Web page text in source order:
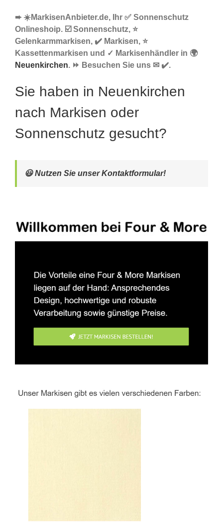
➨ ☀️MarkisenAnbieter.de, Ihr ✅ Sonnenschutz
Onlineshoip. ☑️ Sonnenschutz, ⭐
Gelenkarmmarkisen, ✔️ Markisen, ⭐
Kassettenmarkisen und ✓ Markisenhändler in 🌍
Neuenkirchen. ⏩ Besuchen Sie uns ✉ ✔️.
Sie haben in Neuenkirchen
nach Markisen oder
Sonnenschutz gesucht?
😃 Nutzen Sie unser Kontaktformular!